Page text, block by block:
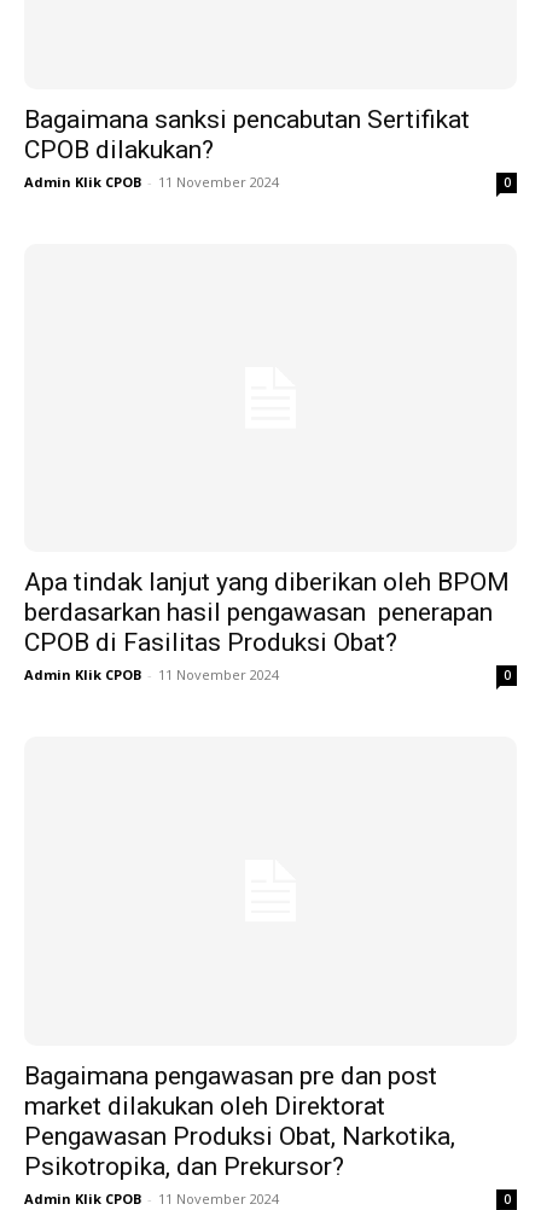
Bagaimana sanksi pencabutan Sertifikat
CPOB dilakukan?
Admin Klik CPOB - 11 November 2024 0
Apa tindak lanjut yang diberikan oleh BPOM
berdasarkan hasil pengawasan penerapan
CPOB di Fasilitas Produksi Obat?
Admin Klik CPOB - 11 November 2024 0
Bagaimana pengawasan pre dan post
market dilakukan oleh Direktorat
Pengawasan Produksi Obat, Narkotika,
Psikotropika, dan Prekursor?
Admin Klik CPOB - 11 November 2024 0